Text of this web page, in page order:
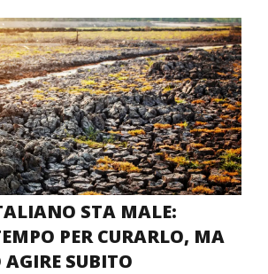
STA MALE:
PER CURARLO, MA
SUBITO